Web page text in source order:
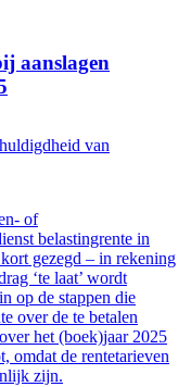
aanslagen
van
of
belastingrente in
gezegd – in rekening
‘te laat’ wordt
op de stappen die
over de te betalen
het (boek)jaar 2025
omdat de rentetarieven
zijn.